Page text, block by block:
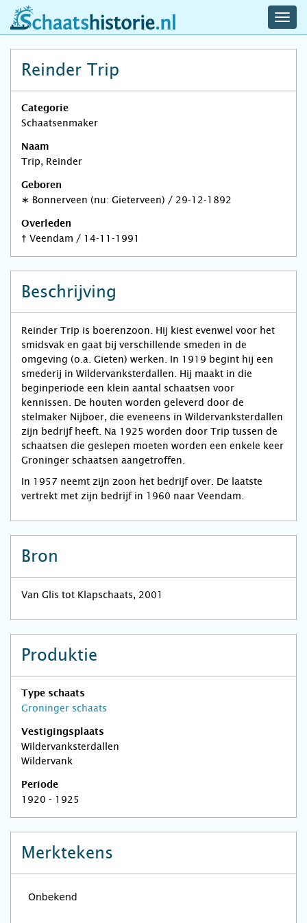
schaatshistorie.nl
Reinder Trip
Categorie
Schaatsenmaker
Naam
Trip, Reinder
Geboren
∗ Bonnerveen (nu: Gieterveen) / 29-12-1892
Overleden
† Veendam / 14-11-1991
Beschrijving
Reinder Trip is boerenzoon. Hij kiest evenwel voor het
smidsvak en gaat bij verschillende smeden in de
omgeving (o.a. Gieten) werken. In 1919 begint hij een
smederij in Wildervanksterdallen. Hij maakt in die
beginperiode een klein aantal schaatsen voor
kennissen. De houten worden geleverd door de
stelmaker Nijboer, die eveneens in Wildervanksterdallen
zijn bedrijf heeft. Na 1925 worden door Trip tussen de
schaatsen die geslepen moeten worden een enkele keer
Groninger schaatsen aangetroffen.
In 1957 neemt zijn zoon het bedrijf over. De laatste
vertrekt met zijn bedrijf in 1960 naar Veendam.
Bron
Van Glis tot Klapschaats, 2001
Produktie
Type schaats
Groninger schaats
Vestigingsplaats
Wildervanksterdallen
Wildervank
Periode
1920 - 1925
Merktekens